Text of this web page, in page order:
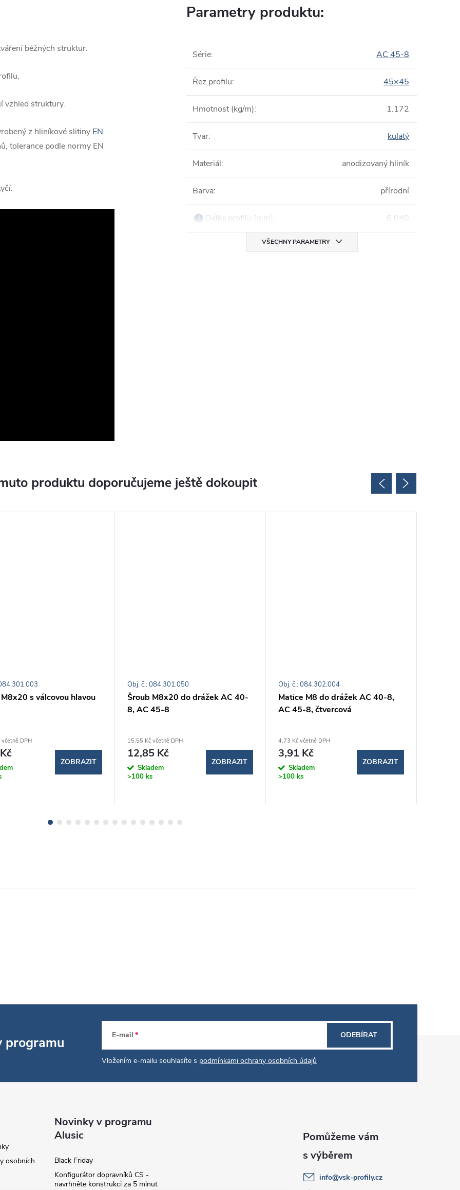
běžných struktur.
vzhled struktury.
z hliníkové slitiny EN
tolerance podle normy EN
Parametry produktu:
Série: AC 45-8
Řez profilu: 45×45
Hmotnost (kg/m): 1.172
Tvar: kulatý
Materiál: anodizovaný hliník
Barva: přírodní
? Délka profilu (mm): 6 040
VŠECHNY PARAMETRY
produktu doporučujeme ještě dokoupit
s válcovou hlavou
DPH
ZOBRAZIT
Šroub M8x20 do drážek AC 40-
8, AC 45-8
15,55 Kč včetně DPH
12,85 Kč
Skladem
>100 ks
ZOBRAZIT
Obj. č.: 084.301.050
Matice M8 do drážek AC 40-8,
AC 45-8, čtvercová
4,73 Kč včetně DPH
3,91 Kč
Skladem
>100 ks
ZOBRAZIT
Obj. č.: 084.302.004
programu E-mail
Vložením e-mailu souhlasíte s podmínkami ochrany osobních údajů
ODEBÍRAT
osobních
Novinky v programu
Alusic
Black Friday
Konfigurátor dopravníků CS -
navrhněte konstrukci za 5 minut
info@vsk-profily.cz